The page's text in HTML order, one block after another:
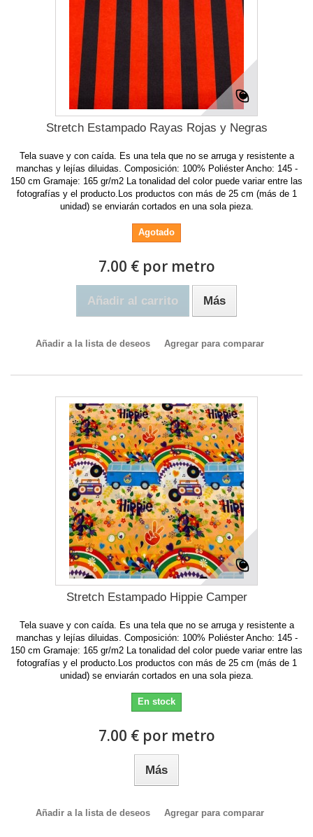
Stretch Estampado Rayas Rojas y Negras
Tela suave y con caída. Es una tela que no se arruga y resistente a
manchas y lejías diluidas. Composición: 100% Poliéster Ancho: 145 -
150 cm Gramaje: 165 gr/m2 La tonalidad del color puede variar entre las
fotografías y el producto.Los productos con más de 25 cm (más de 1
unidad) se enviarán cortados en una sola pieza.
Agotado
7.00 € por metro
Añadir al carrito Más
Añadir a la lista de deseos Agregar para comparar
Stretch Estampado Hippie Camper
Tela suave y con caída. Es una tela que no se arruga y resistente a
manchas y lejías diluidas. Composición: 100% Poliéster Ancho: 145 -
150 cm Gramaje: 165 gr/m2 La tonalidad del color puede variar entre las
fotografías y el producto.Los productos con más de 25 cm (más de 1
unidad) se enviarán cortados en una sola pieza.
En stock
7.00 € por metro
Más
Añadir a la lista de deseos Agregar para comparar